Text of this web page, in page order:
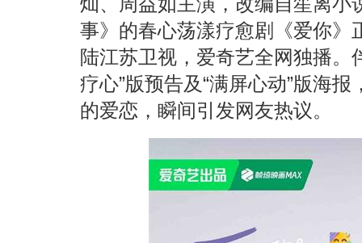
事》的春心荡漾疗愈剧《爱你》
陆江苏卫视，爱奇艺全网独播。
疗心”版预告及“满屏心动”版海
的爱恋，瞬间引发网友热议。